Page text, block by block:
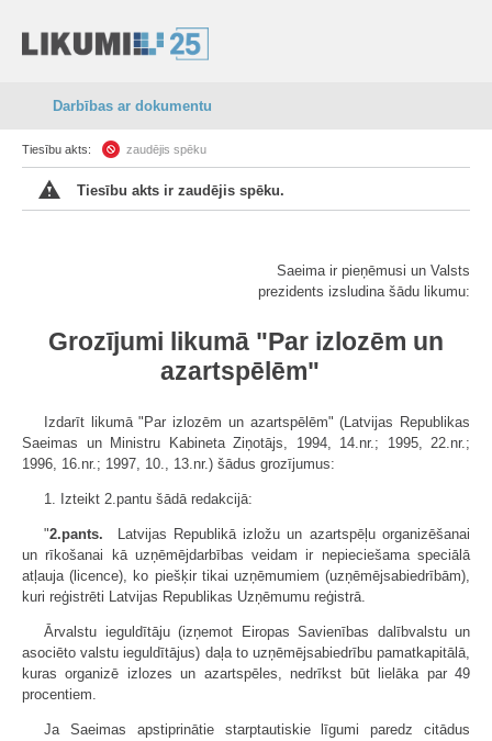
Darbības ar dokumentu
Tiesību akts: zaudējis spēku
Tiesību akts ir zaudējis spēku.
Saeima ir pieņēmusi un Valsts
prezidents izsludina šādu likumu:
Grozījumi likumā "Par izlozēm un
azartspēlēm"
Izdarīt likumā "Par izlozēm un azartspēlēm" (Latvijas Republikas
Saeimas un Ministru Kabineta Ziņotājs, 1994, 14.nr.; 1995, 22.nr.;
1996, 16.nr.; 1997, 10., 13.nr.) šādus grozījumus:
1. Izteikt 2.pantu šādā redakcijā:
"2.pants. Latvijas Republikā izložu un azartspēļu organizēšanai
un rīkošanai kā uzņēmējdarbības veidam ir nepieciešama speciālā
atļauja (licence), ko piešķir tikai uzņēmumiem (uzņēmējsabiedrībām),
kuri reģistrēti Latvijas Republikas Uzņēmumu reģistrā.
Ārvalstu ieguldītāju (izņemot Eiropas Savienības dalībvalstu un
asociēto valstu ieguldītājus) daļa to uzņēmējsabiedrību pamatkapitālā,
kuras organizē izlozes un azartspēles, nedrīkst būt lielāka par 49
procentiem.
Ja Saeimas apstiprinātie starptautiskie līgumi paredz citādus